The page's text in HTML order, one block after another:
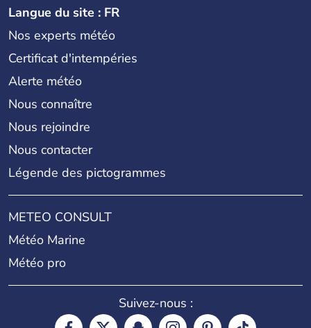
Langue du site : FR
Nos experts météo
Certificat d'intempéries
Alerte météo
Nous connaître
Nous rejoindre
Nous contacter
Légende des pictogrammes
METEO CONSULT
Météo Marine
Météo pro
Suivez-nous :